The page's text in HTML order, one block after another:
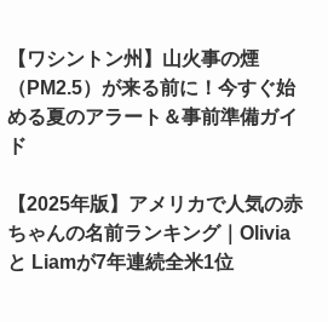
【ワシントン州】山火事の煙
（PM2.5）が来る前に！今すぐ始
める夏のアラート＆事前準備ガイ
ド
【2025年版】アメリカで人気の赤
ちゃんの名前ランキング｜Olivia
と Liamが7年連続全米1位